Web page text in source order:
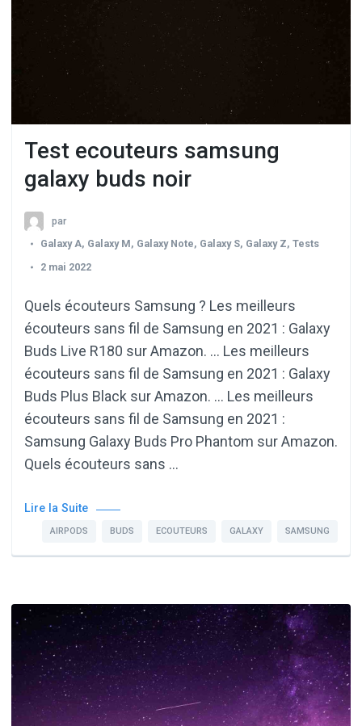
Test ecouteurs samsung
galaxy buds noir
par
Galaxy A, Galaxy M, Galaxy Note, Galaxy S, Galaxy Z, Tests
2 mai 2022
Quels écouteurs Samsung ? Les meilleurs
écouteurs sans fil de Samsung en 2021 : Galaxy
Buds Live R180 sur Amazon. … Les meilleurs
écouteurs sans fil de Samsung en 2021 : Galaxy
Buds Plus Black sur Amazon. … Les meilleurs
écouteurs sans fil de Samsung en 2021 :
Samsung Galaxy Buds Pro Phantom sur Amazon.
Quels écouteurs sans …
Lire la Suite
AIRPODS BUDS ECOUTEURS GALAXY SAMSUNG